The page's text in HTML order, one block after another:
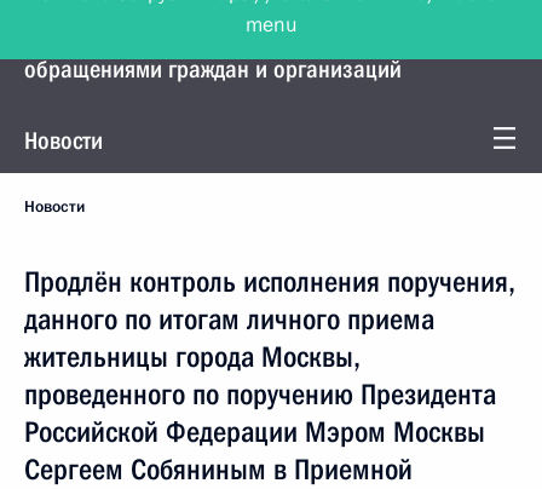
Управление Президента по работе с
обращениями граждан и организаций
Новости
Новости
Продлён контроль исполнения поручения,
данного по итогам личного приема
жительницы города Москвы,
проведенного по поручению Президента
Российской Федерации Мэром Москвы
Сергеем Собяниным в Приемной
menu